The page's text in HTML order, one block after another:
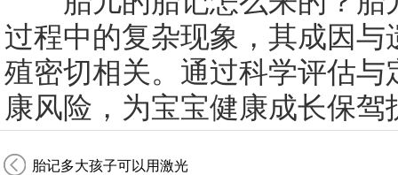
过程中的复杂现象，其成因
殖密切相关。通过科学评估
康风险，为宝宝健康成长保驾
胎记多大孩子可以用激光